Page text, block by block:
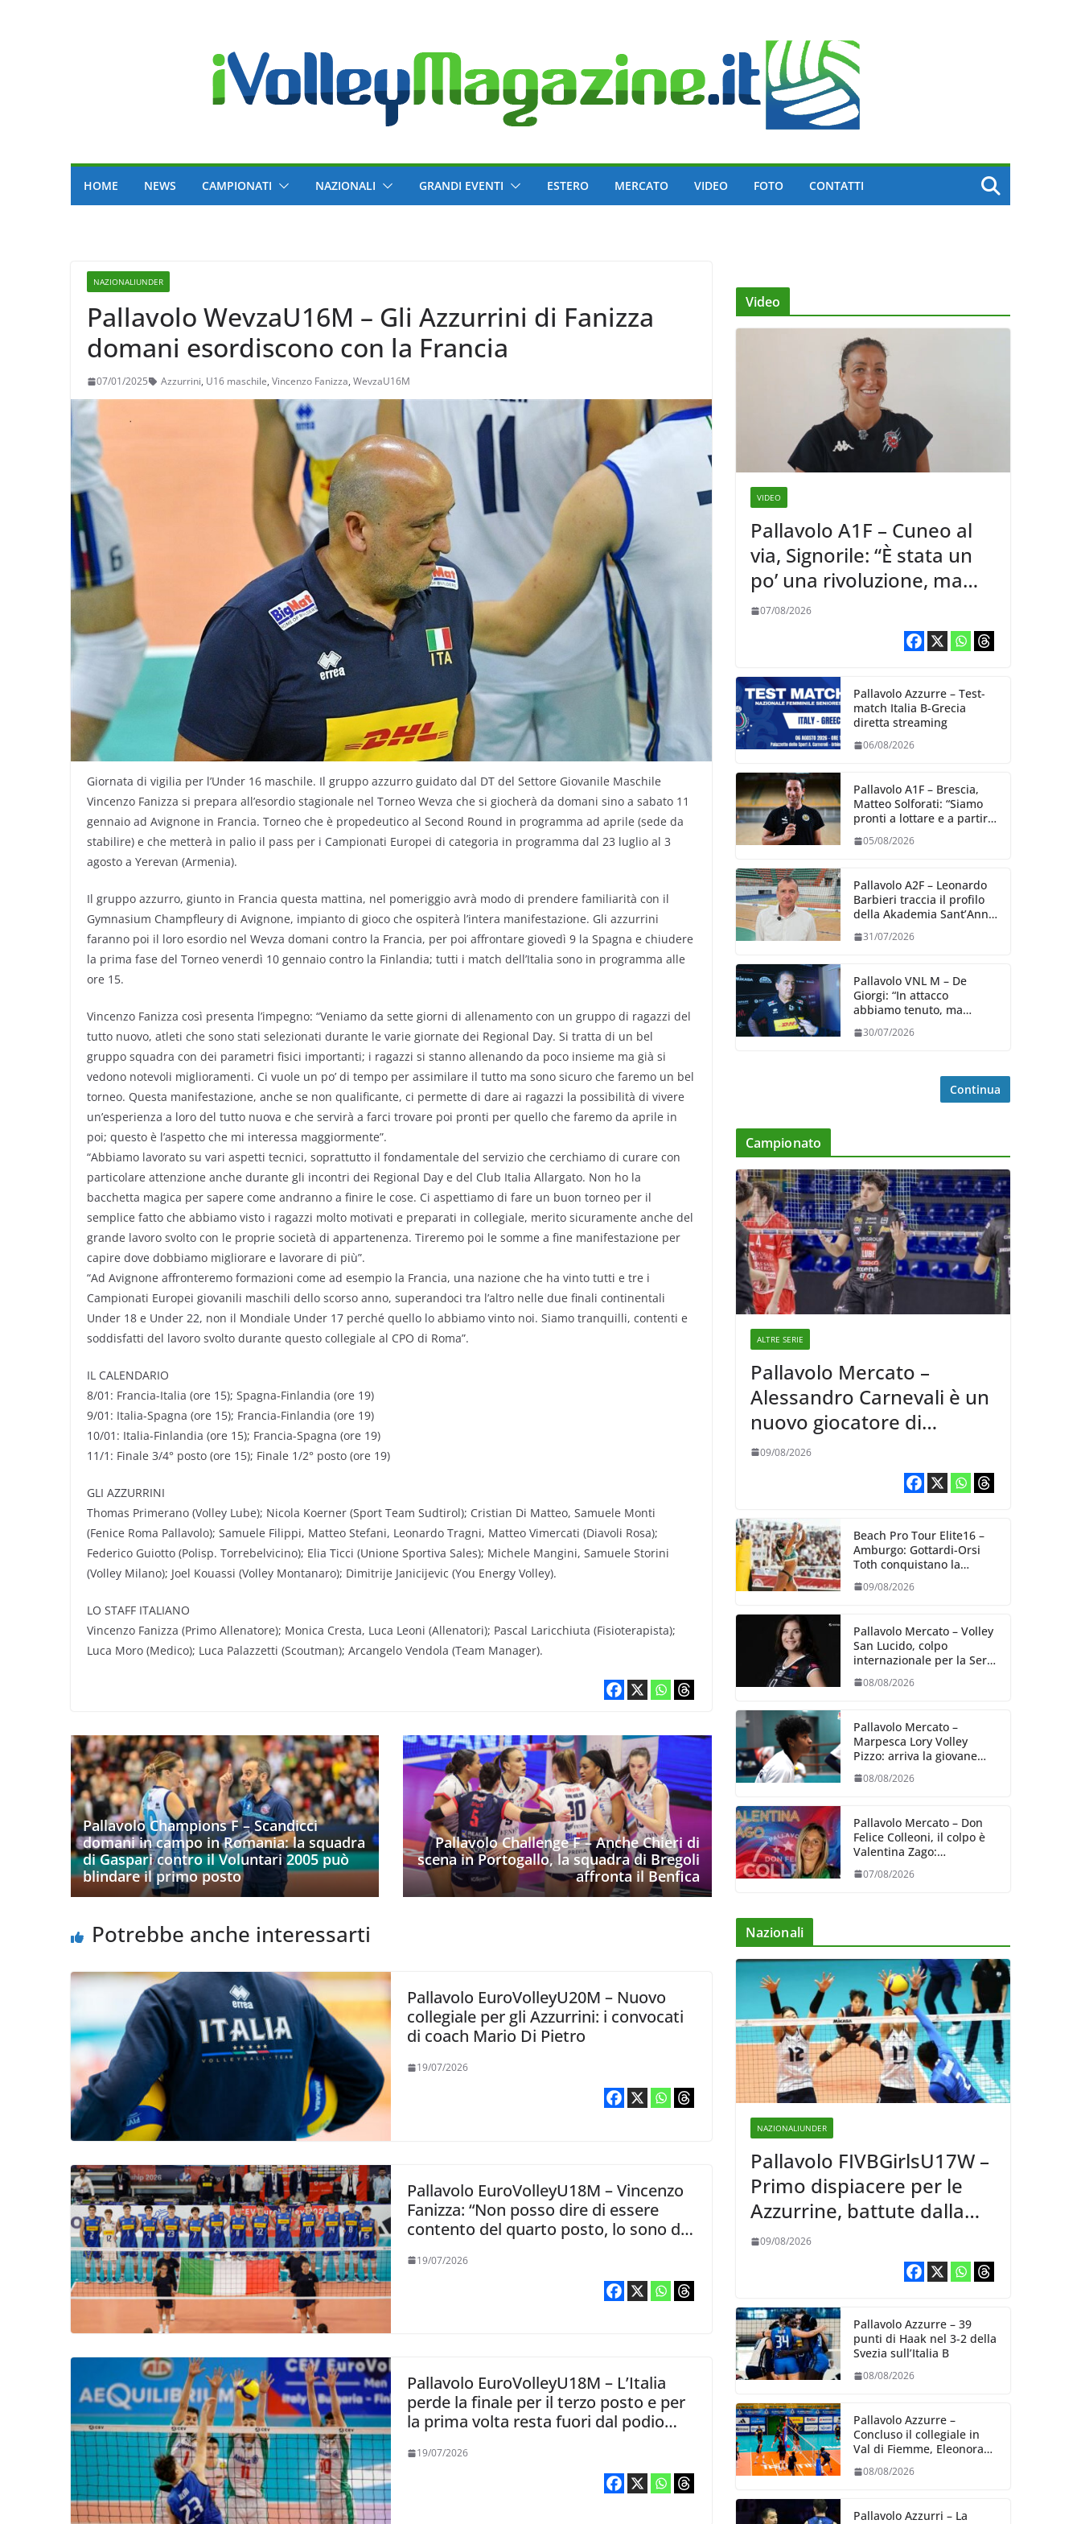
HOME NEWS CAMPIONATI NAZIONALI GRANDI EVENTI ESTERO MERCATO VIDEO FOTO CONTATTI
NAZIONALIUNDER
Pallavolo WevzaU16M – Gli Azzurrini di Fanizza
domani esordiscono con la Francia
07/01/2025 Azzurrini, U16 maschile, Vincenzo Fanizza, WevzaU16M
Giornata di vigilia per l’Under 16 maschile. Il gruppo azzurro guidato dal DT del Settore Giovanile Maschile
Vincenzo Fanizza si prepara all’esordio stagionale nel Torneo Wevza che si giocherà da domani sino a sabato 11
gennaio ad Avignone in Francia. Torneo che è propedeutico al Second Round in programma ad aprile (sede da
stabilire) e che metterà in palio il pass per i Campionati Europei di categoria in programma dal 23 luglio al 3
agosto a Yerevan (Armenia).
Il gruppo azzurro, giunto in Francia questa mattina, nel pomeriggio avrà modo di prendere familiarità con il
Gymnasium Champfleury di Avignone, impianto di gioco che ospiterà l’intera manifestazione. Gli azzurrini
faranno poi il loro esordio nel Wevza domani contro la Francia, per poi affrontare giovedì 9 la Spagna e chiudere
la prima fase del Torneo venerdì 10 gennaio contro la Finlandia; tutti i match dell’Italia sono in programma alle
ore 15.
Vincenzo Fanizza così presenta l’impegno: “Veniamo da sette giorni di allenamento con un gruppo di ragazzi del
tutto nuovo, atleti che sono stati selezionati durante le varie giornate dei Regional Day. Si tratta di un bel
gruppo squadra con dei parametri fisici importanti; i ragazzi si stanno allenando da poco insieme ma già si
vedono notevoli miglioramenti. Ci vuole un po’ di tempo per assimilare il tutto ma sono sicuro che faremo un bel
torneo. Questa manifestazione, anche se non qualificante, ci permette di dare ai ragazzi la possibilità di vivere
un’esperienza a loro del tutto nuova e che servirà a farci trovare poi pronti per quello che faremo da aprile in
poi; questo è l’aspetto che mi interessa maggiormente”.
“Abbiamo lavorato su vari aspetti tecnici, soprattutto il fondamentale del servizio che cerchiamo di curare con
particolare attenzione anche durante gli incontri dei Regional Day e del Club Italia Allargato. Non ho la
bacchetta magica per sapere come andranno a finire le cose. Ci aspettiamo di fare un buon torneo per il
semplice fatto che abbiamo visto i ragazzi molto motivati e preparati in collegiale, merito sicuramente anche del
grande lavoro svolto con le proprie società di appartenenza. Tireremo poi le somme a fine manifestazione per
capire dove dobbiamo migliorare e lavorare di più”.
“Ad Avignone affronteremo formazioni come ad esempio la Francia, una nazione che ha vinto tutti e tre i
Campionati Europei giovanili maschili dello scorso anno, superandoci tra l’altro nelle due finali continentali
Under 18 e Under 22, non il Mondiale Under 17 perché quello lo abbiamo vinto noi. Siamo tranquilli, contenti e
soddisfatti del lavoro svolto durante questo collegiale al CPO di Roma”.
IL CALENDARIO
8/01: Francia-Italia (ore 15); Spagna-Finlandia (ore 19)
9/01: Italia-Spagna (ore 15); Francia-Finlandia (ore 19)
10/01: Italia-Finlandia (ore 15); Francia-Spagna (ore 19)
11/1: Finale 3/4° posto (ore 15); Finale 1/2° posto (ore 19)
GLI AZZURRINI
Thomas Primerano (Volley Lube); Nicola Koerner (Sport Team Sudtirol); Cristian Di Matteo, Samuele Monti
(Fenice Roma Pallavolo); Samuele Filippi, Matteo Stefani, Leonardo Tragni, Matteo Vimercati (Diavoli Rosa);
Federico Guiotto (Polisp. Torrebelvicino); Elia Ticci (Unione Sportiva Sales); Michele Mangini, Samuele Storini
(Volley Milano); Joel Kouassi (Volley Montanaro); Dimitrije Janicijevic (You Energy Volley).
LO STAFF ITALIANO
Vincenzo Fanizza (Primo Allenatore); Monica Cresta, Luca Leoni (Allenatori); Pascal Laricchiuta (Fisioterapista);
Luca Moro (Medico); Luca Palazzetti (Scoutman); Arcangelo Vendola (Team Manager).
Pallavolo Champions F – Scandicci
domani in campo in Romania: la squadra
di Gaspari contro il Voluntari 2005 può
blindare il primo posto
Pallavolo Challenge F – Anche Chieri di
scena in Portogallo, la squadra di Bregoli
affronta il Benfica
Potrebbe anche interessarti
Pallavolo EuroVolleyU20M – Nuovo
collegiale per gli Azzurrini: i convocati
di coach Mario Di Pietro
19/07/2026
Pallavolo EuroVolleyU18M – Vincenzo
Fanizza: “Non posso dire di essere
contento del quarto posto, lo sono di
19/07/2026
Pallavolo EuroVolleyU18M – L’Italia
perde la finale per il terzo posto e per
la prima volta resta fuori dal podio
19/07/2026
Video
VIDEO
Pallavolo A1F – Cuneo al
via, Signorile: “È stata un
po’ una rivoluzione, ma
abbiamo le idee chiare siu
cosa vogliamo fare”
07/08/2026
Pallavolo Azzurre – Test-
match Italia B-Grecia
diretta streaming
06/08/2026
Pallavolo A1F – Brescia,
Matteo Solforati: “Siamo
pronti a lottare e a partire
giorno”
05/08/2026
Pallavolo A2F – Leonardo
Barbieri traccia il profilo
della Akademia Sant’Anna
31/07/2026
Pallavolo VNL M – De
Giorgi: “In attacco
abbiamo tenuto, ma
dalla prestazione in
30/07/2026
Continua
Campionato
ALTRE SERIE
Pallavolo Mercato –
Alessandro Carnevali è un
nuovo giocatore di
Bologna
09/08/2026
Beach Pro Tour Elite16 –
Amburgo: Gottardi-Orsi
Toth conquistano la
semifinale
09/08/2026
Pallavolo Mercato – Volley
San Lucido, colpo
internazionale per la Serie
B2: arriva la schiacciatrice
lettone Kristine Teivane
08/08/2026
Pallavolo Mercato –
Marpesca Lory Volley
Pizzo: arriva la giovane
italo–brasiliana Any
Gabrielle Milano
08/08/2026
Pallavolo Mercato – Don
Felice Colleoni, il colpo è
Valentina Zago:
esperienza e oltre 5.000
punti al servizio di
07/08/2026
Nazionali
NAZIONALIUNDER
Pallavolo FIVBGirlsU17W –
Primo dispiacere per le
Azzurrine, battute dalla
Korea 3-1
09/08/2026
Pallavolo Azzurre – 39
punti di Haak nel 3-2 della
Svezia sull’Italia B
08/08/2026
Pallavolo Azzurre –
Concluso il collegiale in
Val di Fiemme, Eleonora
su quei piccoli dettagli
08/08/2026
Pallavolo Azzurri – La